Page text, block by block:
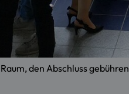
den Abschluss